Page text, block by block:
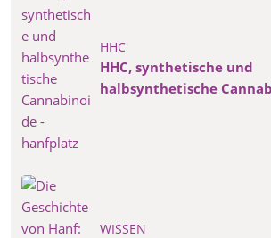
HHC
HHC, synthetische und
halbsynthetische
WISSEN